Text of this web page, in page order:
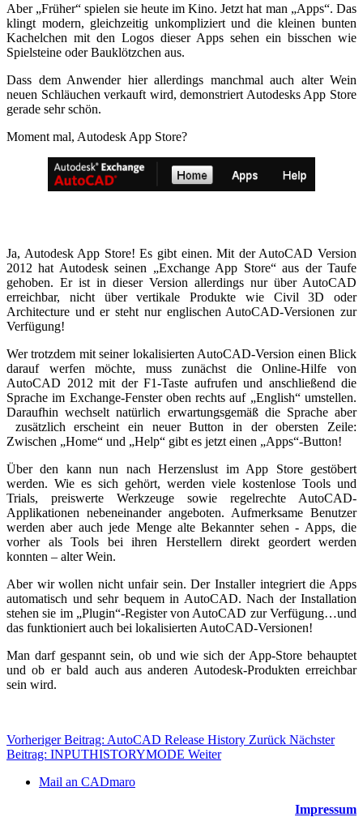
Aber „Früher“ spielen sie heute im Kino. Jetzt hat man „Apps“. Das
klingt modern, gleichzeitig unkompliziert und die kleinen bunten
Kachelchen mit den Logos dieser Apps sehen ein bisschen wie
Spielsteine oder Bauklötzchen aus.
Dass dem Anwender hier allerdings manchmal auch alter Wein
neuen Schläuchen verkauft wird, demonstriert Autodesks App Store
gerade sehr schön.
Moment mal, Autodesk App Store?
Ja, Autodesk App Store! Es gibt einen. Mit der AutoCAD Version
2012 hat Autodesk seinen „Exchange App Store“ aus der Taufe
gehoben. Er ist in dieser Version allerdings nur über AutoCAD
erreichbar, nicht über vertikale Produkte wie Civil 3D oder
Architecture und er steht nur englischen AutoCAD-Versionen zur
Verfügung!
Wer trotzdem mit seiner lokalisierten AutoCAD-Version einen Blick
darauf werfen möchte, muss zunächst die Online-Hilfe von
AutoCAD 2012 mit der F1-Taste aufrufen und anschließend die
Sprache im Exchange-Fenster oben rechts auf „English“ umstellen.
Daraufhin wechselt natürlich erwartungsgemäß die Sprache aber
zusätzlich erscheint ein neuer Button in der obersten Zeile:
Zwischen „Home“ und „Help“ gibt es jetzt einen „Apps“-Button!
Über den kann nun nach Herzenslust im App Store gestöbert
werden. Wie es sich gehört, werden viele kostenlose Tools und
Trials, preiswerte Werkzeuge sowie regelrechte AutoCAD-
Applikationen nebeneinander angeboten. Aufmerksame Benutzer
werden aber auch jede Menge alte Bekannter sehen - Apps, die
vorher als Tools bei ihren Herstellern direkt geordert werden
konnten – alter Wein.
Aber wir wollen nicht unfair sein. Der Installer integriert die Apps
automatisch und sehr bequem in AutoCAD. Nach der Installation
stehen sie im „Plugin“-Register von AutoCAD zur Verfügung…und
das funktioniert auch bei lokalisierten AutoCAD-Versionen!
Man darf gespannt sein, ob und wie sich der App-Store behauptet
und ob er bald auch aus anderen Autodesk-Produkten erreichbar
sein wird.
Vorheriger Beitrag: AutoCAD Release History Zurück Nächster
Beitrag: INPUTHISTORYMODE Weiter
Mail an CADmaro
Impressum